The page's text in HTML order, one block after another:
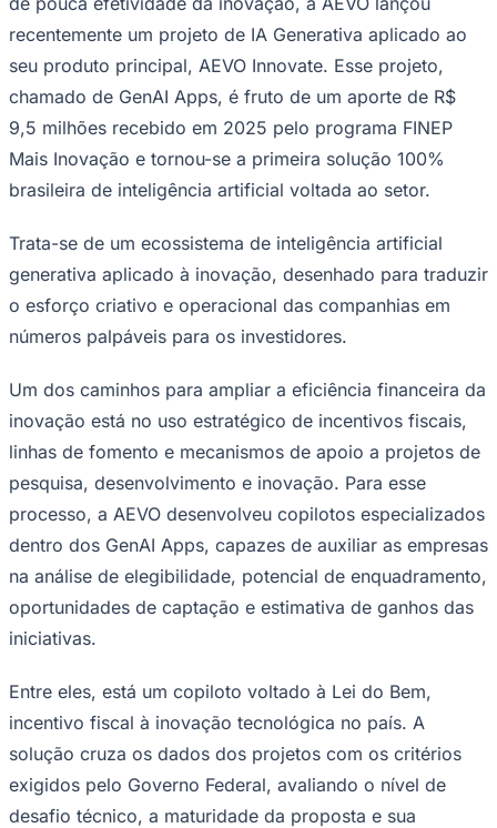
Corinthians
Palmeiras
recentemente um projeto de IA Generativa aplicado ao
seu produto principal, AEVO Innovate. Esse projeto,
chamado de GenAI Apps, é fruto de um aporte de R$
9,5 milhões recebido em 2025 pelo programa FINEP
Mais Inovação e tornou-se a primeira solução 100%
brasileira de inteligência artificial voltada ao setor.
Trata-se de um ecossistema de inteligência artificial
generativa aplicado à inovação, desenhado para traduzir
o esforço criativo e operacional das companhias em
números palpáveis para os investidores.
Um dos caminhos para ampliar a eficiência financeira da
inovação está no uso estratégico de incentivos fiscais,
linhas de fomento e mecanismos de apoio a projetos de
pesquisa, desenvolvimento e inovação. Para esse
processo, a AEVO desenvolveu copilotos especializados
dentro dos GenAI Apps, capazes de auxiliar as empresas
na análise de elegibilidade, potencial de enquadramento,
oportunidades de captação e estimativa de ganhos das
iniciativas.
Entre eles, está um copiloto voltado à Lei do Bem,
incentivo fiscal à inovação tecnológica no país. A
solução cruza os dados dos projetos com os critérios
exigidos pelo Governo Federal, avaliando o nível de
desafio técnico, a maturidade da proposta e sua